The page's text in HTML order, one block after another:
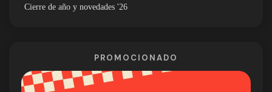
Cierre de año y novedades '26
PROMOCIONADO